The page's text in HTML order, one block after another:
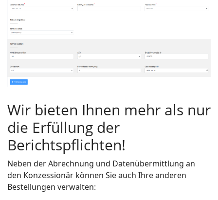
Wir bieten Ihnen mehr als nur
die Erfüllung der
Berichtspflichten!
Neben der Abrechnung und Datenübermittlung an
den Konzessionär können Sie auch Ihre anderen
Bestellungen verwalten: